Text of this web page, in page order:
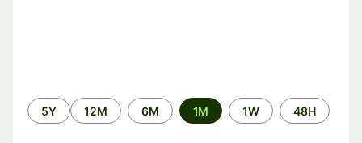
الفترة
الزمنية
48H
1W
1M
6M
12M
5Y